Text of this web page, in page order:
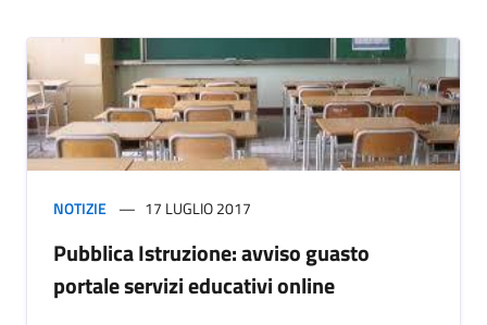
NOTIZIE 17 LUGLIO 2017
Pubblica Istruzione: avviso guasto
portale servizi educativi online